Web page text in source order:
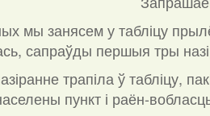
мы занясем у табліцу
сапраўды першыя тры
трапіла ў табліцу,
пункт і раён-